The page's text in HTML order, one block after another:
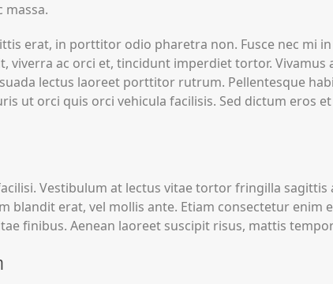
erat, in porttitor odio pharetra non. Fusce nec mi
viverra ac orci et, tincidunt imperdiet tortor. Vivamus
lectus laoreet porttitor rutrum. Pellentesque
ut orci quis orci vehicula facilisis. Sed dictum eros
Vestibulum at lectus vitae tortor fringilla sagittis
blandit erat, vel mollis ante. Etiam consectetur enim
finibus. Aenean laoreet suscipit risus, mattis